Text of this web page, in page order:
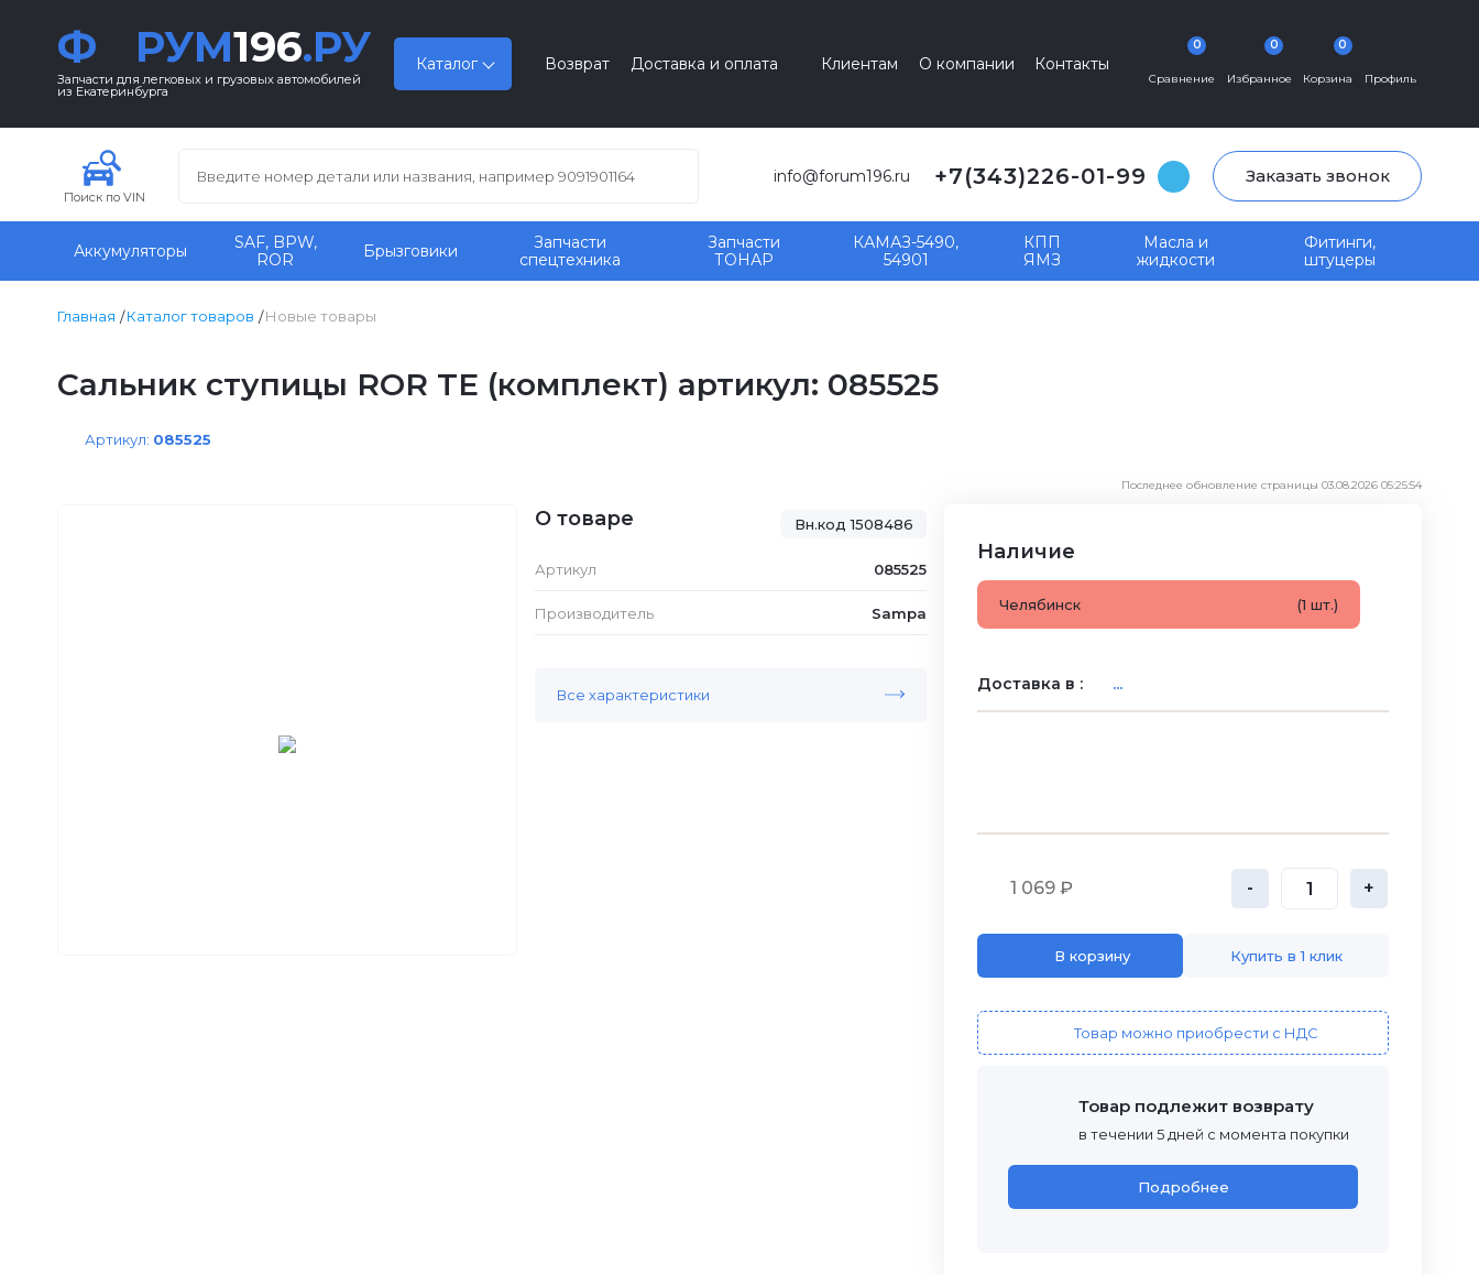
Ф РУМ196.РУ
Запчасти для легковых и грузовых автомобилей
из Екатеринбурга
Каталог Возврат Доставка и оплата Клиентам О компании Контакты
Сравнение
0
Избранное
0
Корзина
0
Профиль
Поиск по VIN
info@forum196.ru +7(343)226-01-99 Заказать звонок
Аккумуляторы
SAF, BPW,
ROR
Брызговики
Запчасти
спецтехника
Запчасти
ТОНАР
КАМАЗ-5490,
54901
КПП
ЯМЗ
Масла и
жидкости
Фитинги,
штуцеры
Главная Каталог товаров Новые товары
Сальник ступицы ROR TE (комплект) артикул: 085525
Артикул: 085525
Последнее обновление страницы 03.08.2026 05:25:54
Вн.код 1508486
О товаре
Артикул 085525
Производитель Sampa
Все характеристики
Наличие
Челябинск (1 шт.)
Доставка в : ...
1 069 ₽ - +
В корзину Купить в 1 клик
Товар можно приобрести с НДС
Товар подлежит возврату
в течении 5 дней с момента покупки
Подробнее